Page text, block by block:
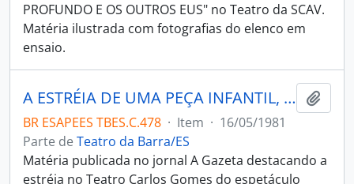
PROFUNDO E OS OUTROS EUS" no Teatro da SCAV.
Matéria ilustrada com fotografias do elenco em
ensaio.
A ESTRÉIA DE UMA PEÇA INFANTIL, ÁS 16 HORAS
BR ESAPEES TBES.C.478 · Item · 16/05/1981
Parte de Teatro da Barra/ES
Matéria publicada no jornal A Gazeta destacando a
estréia no Teatro Carlos Gomes do espetáculo